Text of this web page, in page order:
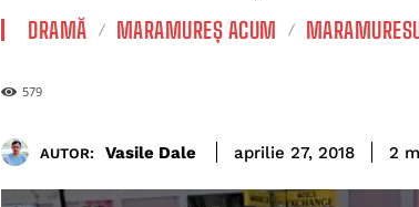
DRAMĂ MARAMUREȘ ACUM
579
AUTOR: Vasile Dale aprilie 27, 2018 2